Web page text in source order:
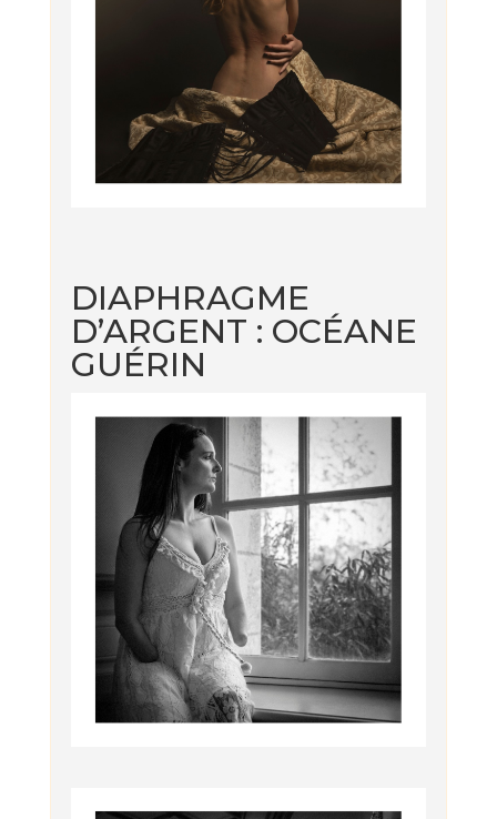
DIAPHRAGME
D’ARGENT : OCÉANE
GUÉRIN